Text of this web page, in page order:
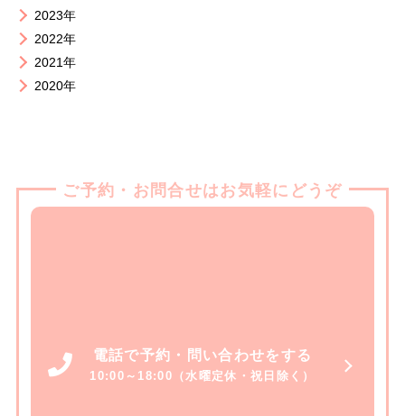
2023年
2022年
2021年
2020年
ご予約・お問合せはお気軽にどうぞ
電話で予約・問い合わせをする
10:00～18:00（水曜定休・祝日除く）